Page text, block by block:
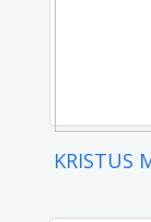
KRISTUS